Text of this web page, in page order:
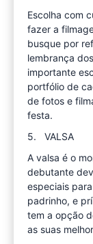
Escolha com
fazer a
busque por
lembrança
importante
portfólio de
de fotos e
festa.
5. VALSA
A valsa é o
debutante
especiais
padrinho, e
tem a opção
as suas